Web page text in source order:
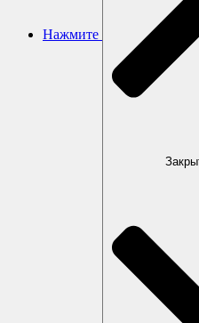
Нажмите